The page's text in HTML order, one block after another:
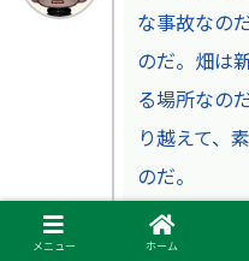
な事故なの
のだ。畑は
る場所なの
り越えて、
のだ。
メニュー ホーム